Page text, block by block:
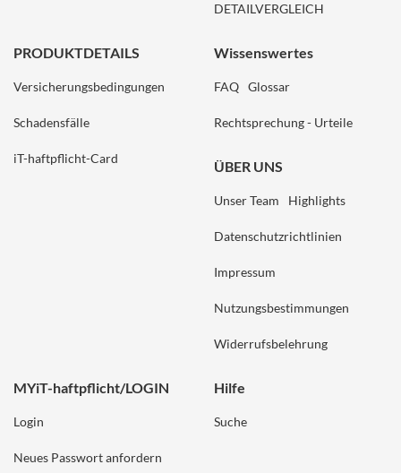
DETAILVERGLEICH
PRODUKTDETAILS
Versicherungsbedingungen
Schadensfälle
iT-haftpflicht-Card
Wissenswertes
FAQ Glossar
Rechtsprechung - Urteile
ÜBER UNS
Unser Team Highlights
Datenschutzrichtlinien
Impressum
Nutzungsbestimmungen
Widerrufsbelehrung
MYiT-haftpflicht/LOGIN
Login
Neues Passwort anfordern
Hilfe
Suche